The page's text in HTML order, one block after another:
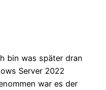
bin was später dran
Server 2022
war es der